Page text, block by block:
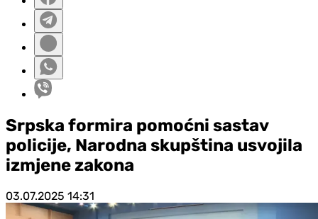
Srpska formira pomoćni sastav
policije, Narodna skupština usvojila
izmjene zakona
03.07.2025 14:31